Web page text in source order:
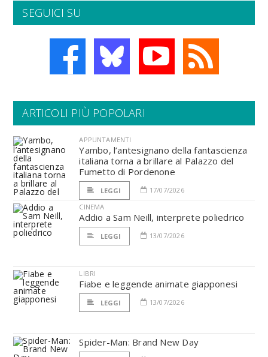
SEGUICI SU
ARTICOLI PIÙ POPOLARI
APPUNTAMENTI
Yambo, l’antesignano della fantascienza
italiana torna a brillare al Palazzo del
Fumetto di Pordenone
LEGGI
17/07/2026
CINEMA
Addio a Sam Neill, interprete poliedrico
LEGGI 13/07/2026
LIBRI
Fiabe e leggende animate giapponesi
LEGGI 13/07/2026
Spider-Man: Brand New Day